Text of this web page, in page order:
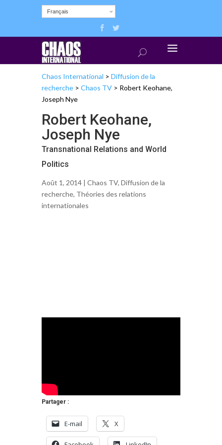
Français
Chaos International > Diffusion de la
recherche > Chaos TV > Robert Keohane,
Joseph Nye
Robert Keohane,
Joseph Nye
Transnational Relations and World
Politics
Août 1, 2014 | Chaos TV, Diffusion de la
recherche, Théories des relations
internationales
Partager :
E-mail X